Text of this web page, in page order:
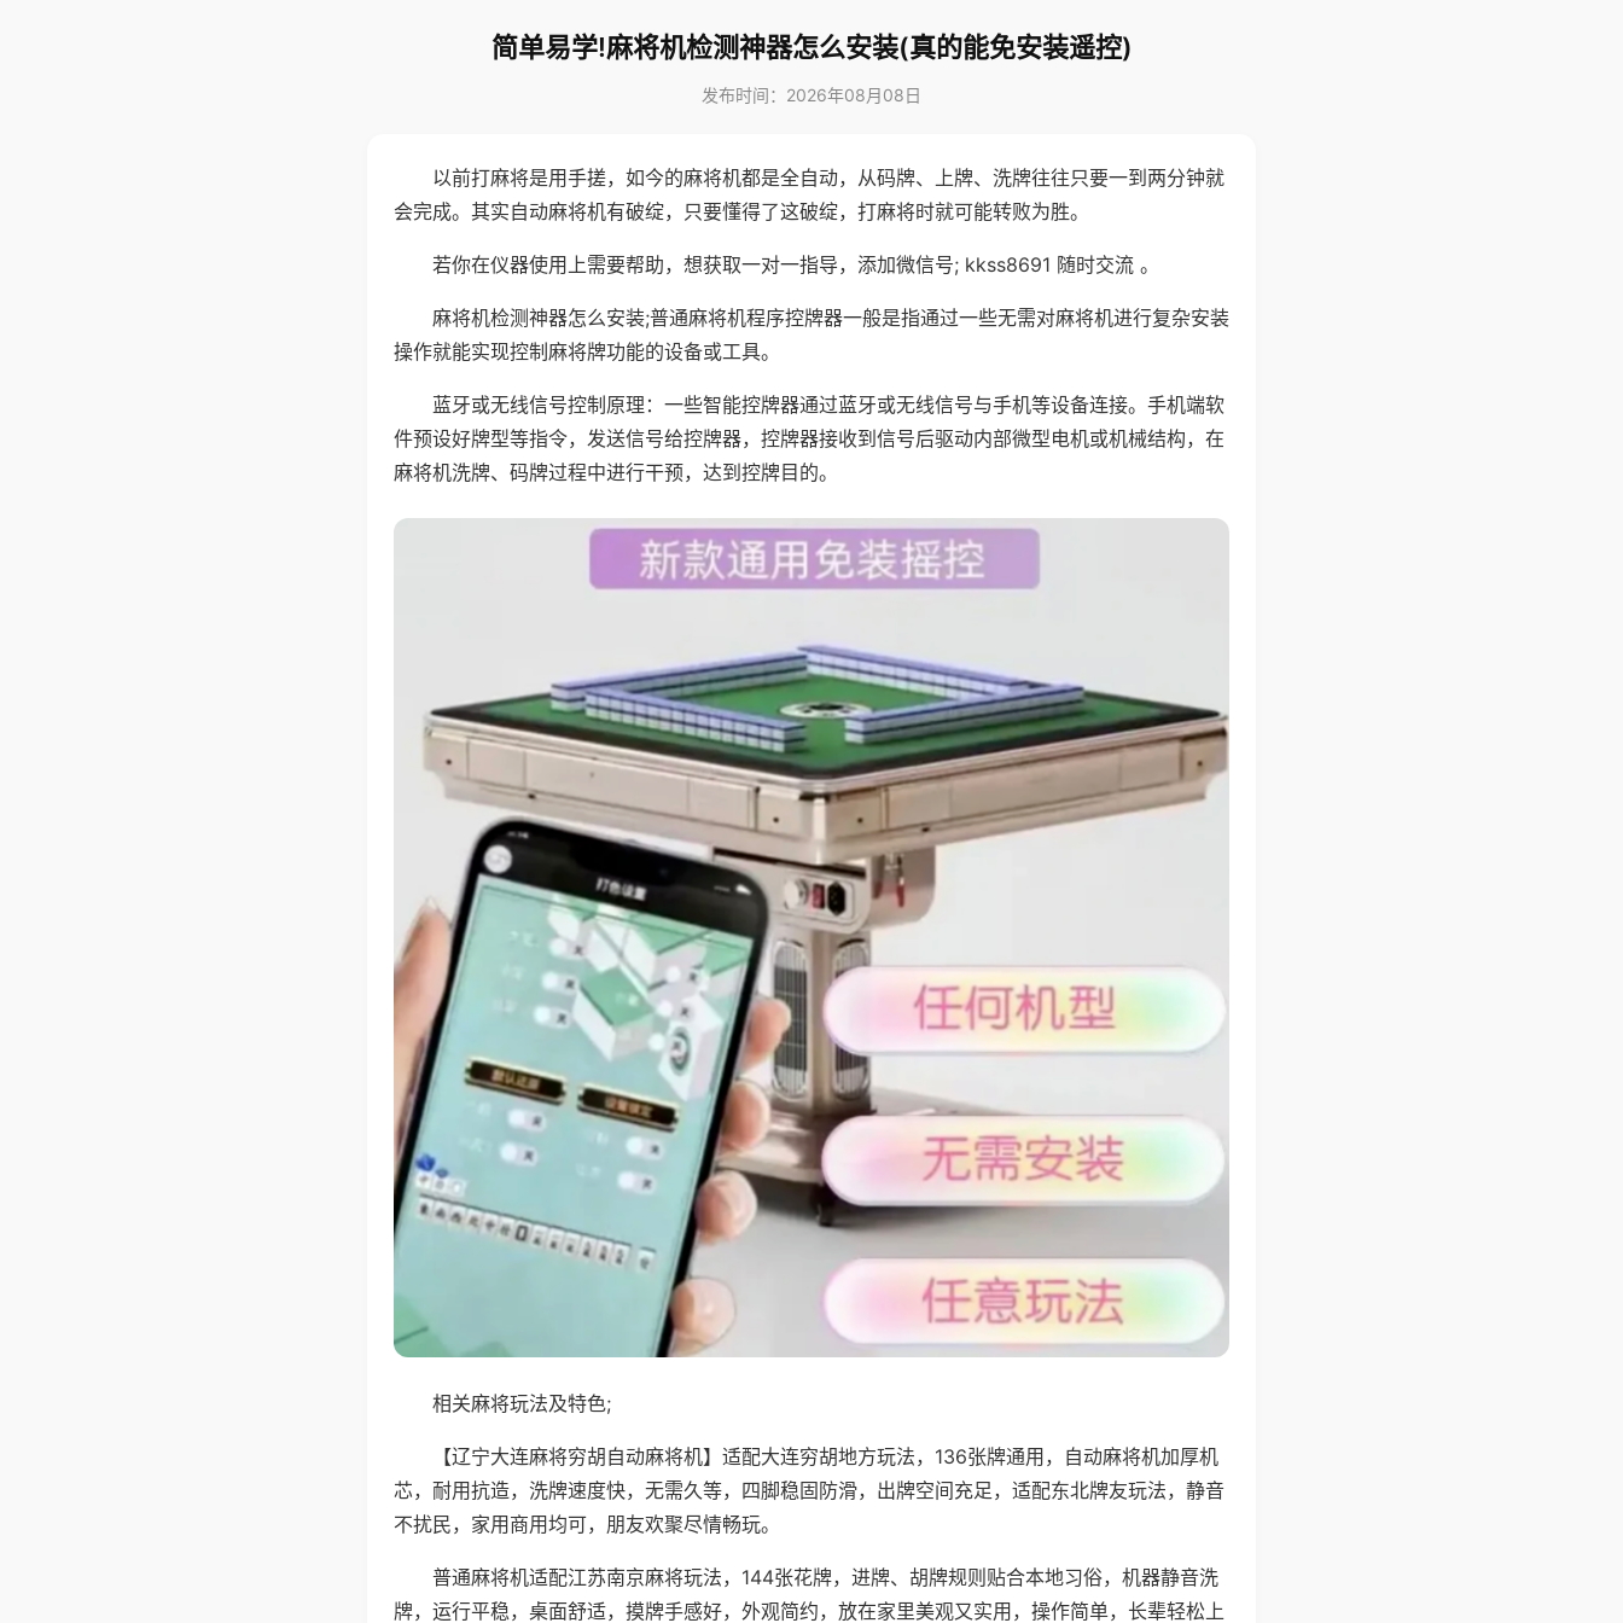
简单易学!麻将机检测神器怎么安装(真的能免安装遥控)
发布时间：2026年08月08日
以前打麻将是用手搓，如今的麻将机都是全自动，从码牌、上牌、洗牌往往只要一到两分钟就
会完成。其实自动麻将机有破绽，只要懂得了这破绽，打麻将时就可能转败为胜。
若你在仪器使用上需要帮助，想获取一对一指导，添加微信号; kkss8691 随时交流 。
麻将机检测神器怎么安装;普通麻将机程序控牌器一般是指通过一些无需对麻将机进行复杂安装
操作就能实现控制麻将牌功能的设备或工具。
蓝牙或无线信号控制原理：一些智能控牌器通过蓝牙或无线信号与手机等设备连接。手机端软
件预设好牌型等指令，发送信号给控牌器，控牌器接收到信号后驱动内部微型电机或机械结构，在
麻将机洗牌、码牌过程中进行干预，达到控牌目的。
相关麻将玩法及特色;
【辽宁大连麻将穷胡自动麻将机】适配大连穷胡地方玩法，136张牌通用，自动麻将机加厚机
芯，耐用抗造，洗牌速度快，无需久等，四脚稳固防滑，出牌空间充足，适配东北牌友玩法，静音
不扰民，家用商用均可，朋友欢聚尽情畅玩。
普通麻将机适配江苏南京麻将玩法，144张花牌，进牌、胡牌规则贴合本地习俗，机器静音洗
牌，运行平稳，桌面舒适，摸牌手感好，外观简约，放在家里美观又实用，操作简单，长辈轻松上